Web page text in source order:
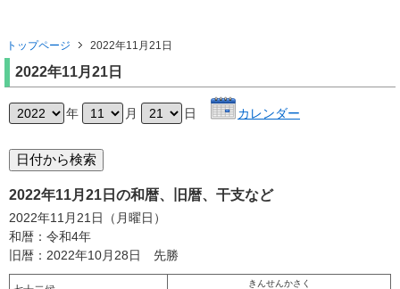
トップページ 2022年11月21日
2022年11月21日
年 月 日 カレンダー
2022年11月21日の和暦、旧暦、干支など
2022年11月21日（月曜日）
和暦：令和4年
旧暦：2022年10月28日 先勝
きんせんかさく